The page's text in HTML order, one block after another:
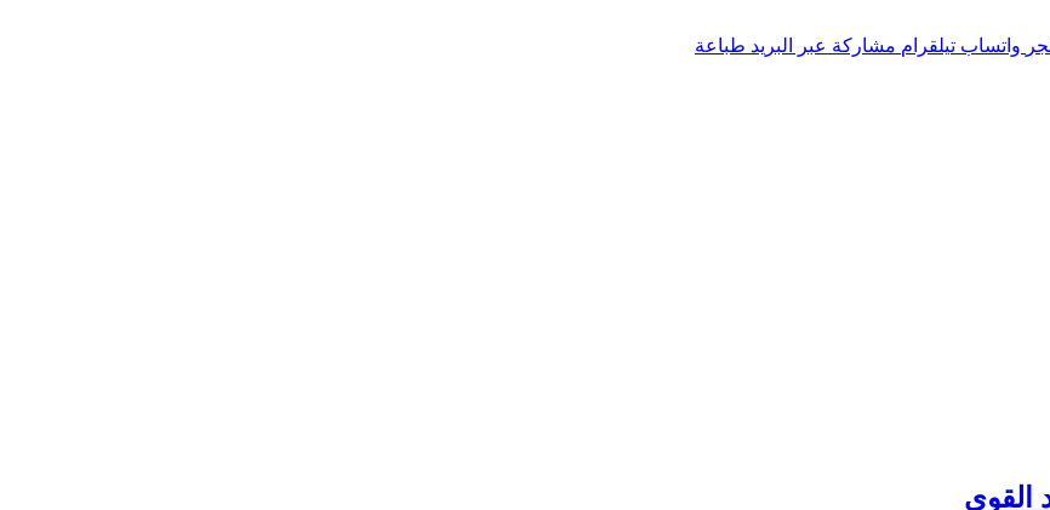
واتساب تيلقرام مشاركة عبر البريد طباعة
القوي